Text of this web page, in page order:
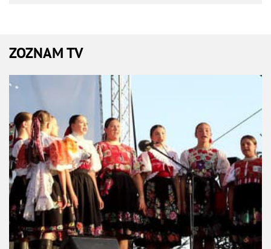
ZOZNAM TV